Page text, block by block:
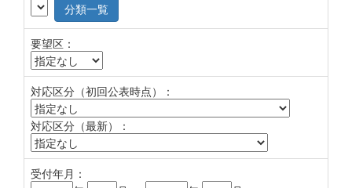
分類一覧
要望区：
対応区分（初回公表時点）：
対応区分（最新）：
受付年月：